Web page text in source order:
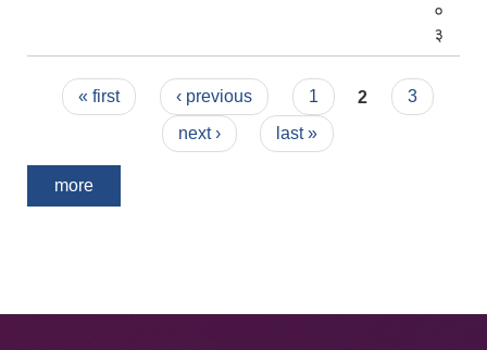
०
३
Pages
« first ‹ previous 1 2
3
next ›
last »
more